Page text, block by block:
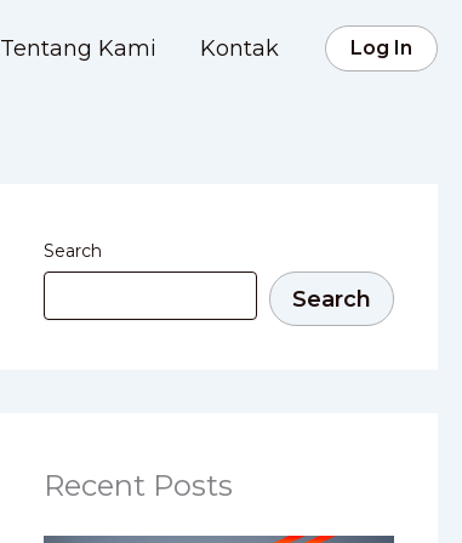
Tentang Kami Kontak Log In
Search
Search
Recent Posts